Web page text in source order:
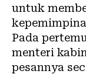
untuk
Pada
menteri
pesannya